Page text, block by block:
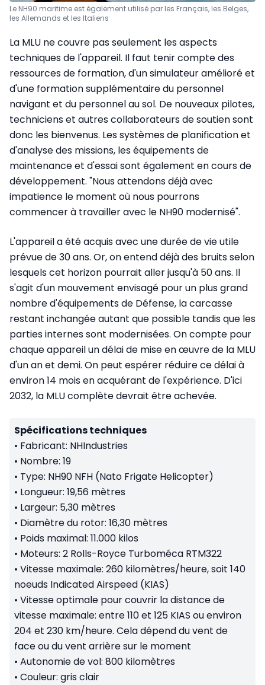
Le NH90 maritime est également utilisé par les Français, les Belges,
les Allemands et les Italiens
La MLU ne couvre pas seulement les aspects
techniques de l'appareil. Il faut tenir compte des
ressources de formation, d'un simulateur amélioré et
d'une formation supplémentaire du personnel
navigant et du personnel au sol. De nouveaux pilotes,
techniciens et autres collaborateurs de soutien sont
donc les bienvenus. Les systèmes de planification et
d'analyse des missions, les équipements de
maintenance et d'essai sont également en cours de
développement. "Nous attendons déjà avec
impatience le moment où nous pourrons
commencer à travailler avec le NH90 modernisé".
L'appareil a été acquis avec une durée de vie utile
prévue de 30 ans. Or, on entend déjà des bruits selon
lesquels cet horizon pourrait aller jusqu'à 50 ans. Il
s'agit d'un mouvement envisagé pour un plus grand
nombre d'équipements de Défense, la carcasse
restant inchangée autant que possible tandis que les
parties internes sont modernisées. On compte pour
chaque appareil un délai de mise en œuvre de la MLU
d'un an et demi. On peut espérer réduire ce délai à
environ 14 mois en acquérant de l'expérience. D'ici
2032, la MLU complète devrait être achevée.
Spécifications techniques
• Fabricant: NHIndustries
• Nombre: 19
• Type: NH90 NFH (Nato Frigate Helicopter)
• Longueur: 19,56 mètres
• Largeur: 5,30 mètres
• Diamètre du rotor: 16,30 mètres
• Poids maximal: 11.000 kilos
• Moteurs: 2 Rolls-Royce Turboméca RTM322
• Vitesse maximale: 260 kilomètres/heure, soit 140
noeuds Indicated Airspeed (KIAS)
• Vitesse optimale pour couvrir la distance de
vitesse maximale: entre 110 et 125 KIAS ou environ
204 et 230 km/heure. Cela dépend du vent de
face ou du vent arrière sur le moment
• Autonomie de vol: 800 kilomètres
• Couleur: gris clair